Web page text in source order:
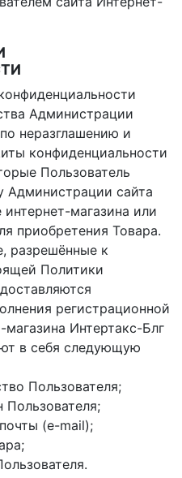
Администрации
неразглашению и
конфиденциальности
Пользователь
Администрации сайта
магазина или
приобретения Товара.
разрешённые к
Политики
регистрационной
Интертакс-Блг
в себя следующую
Пользователя;
Пользователя;
(e-mail);